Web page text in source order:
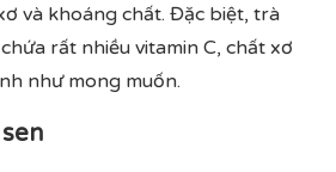
và khoáng chất. Đặc biệt, trà
rất nhiều vitamin C, chất xơ
như mong muốn.